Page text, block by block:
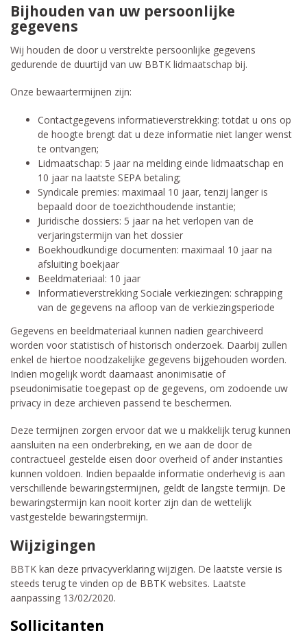
Bijhouden van uw persoonlijke
gegevens
Wij houden de door u verstrekte persoonlijke gegevens
gedurende de duurtijd van uw BBTK lidmaatschap bij.
Onze bewaartermijnen zijn:
Contactgegevens informatieverstrekking: totdat u ons op
de hoogte brengt dat u deze informatie niet langer wenst
te ontvangen;
Lidmaatschap: 5 jaar na melding einde lidmaatschap en
10 jaar na laatste SEPA betaling;
Syndicale premies: maximaal 10 jaar, tenzij langer is
bepaald door de toezichthoudende instantie;
Juridische dossiers: 5 jaar na het verlopen van de
verjaringstermijn van het dossier
Boekhoudkundige documenten: maximaal 10 jaar na
afsluiting boekjaar
Beeldmateriaal: 10 jaar
Informatieverstrekking Sociale verkiezingen: schrapping
van de gegevens na afloop van de verkiezingsperiode
Gegevens en beeldmateriaal kunnen nadien gearchiveerd
worden voor statistisch of historisch onderzoek. Daarbij zullen
enkel de hiertoe noodzakelijke gegevens bijgehouden worden.
Indien mogelijk wordt daarnaast anonimisatie of
pseudonimisatie toegepast op de gegevens, om zodoende uw
privacy in deze archieven passend te beschermen.
Deze termijnen zorgen ervoor dat we u makkelijk terug kunnen
aansluiten na een onderbreking, en we aan de door de
contractueel gestelde eisen door overheid of ander instanties
kunnen voldoen. Indien bepaalde informatie onderhevig is aan
verschillende bewaringstermijnen, geldt de langste termijn. De
bewaringstermijn kan nooit korter zijn dan de wettelijk
vastgestelde bewaringstermijn.
Wijzigingen
BBTK kan deze privacyverklaring wijzigen. De laatste versie is
steeds terug te vinden op de BBTK websites. Laatste
aanpassing 13/02/2020.
Sollicitanten